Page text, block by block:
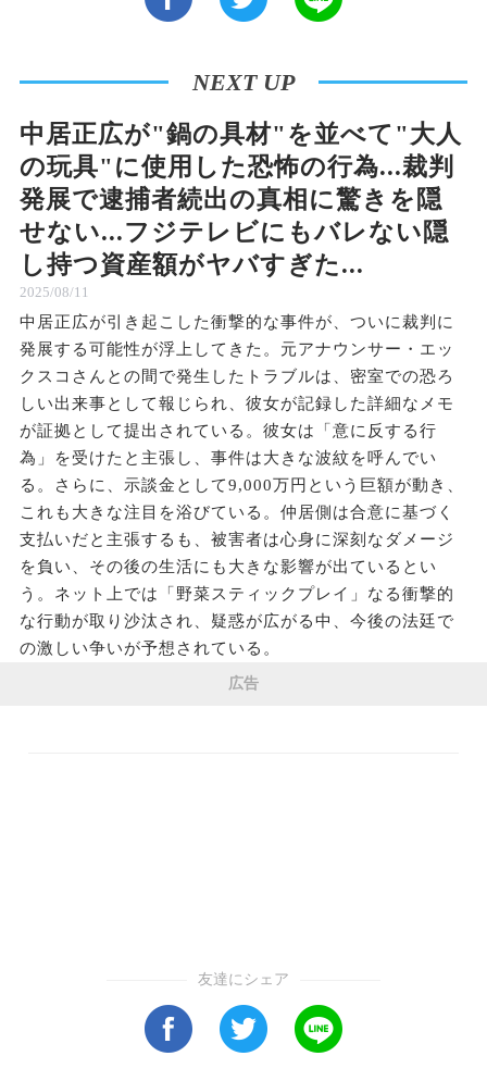
NEXT UP
中居正広が"鍋の具材"を並べて"大人
の玩具"に使用した恐怖の行為...裁判
発展で逮捕者続出の真相に驚きを隠
せない...フジテレビにもバレない隠
し持つ資産額がヤバすぎた...
2025/08/11
中居正広が引き起こした衝撃的な事件が、ついに裁判に
発展する可能性が浮上してきた。元アナウンサー・エッ
クスコさんとの間で発生したトラブルは、密室での恐ろ
しい出来事として報じられ、彼女が記録した詳細なメモ
が証拠として提出されている。彼女は「意に反する行
為」を受けたと主張し、事件は大きな波紋を呼んでい
る。さらに、示談金として9,000万円という巨額が動き、
これも大きな注目を浴びている。仲居側は合意に基づく
支払いだと主張するも、被害者は心身に深刻なダメージ
を負い、その後の生活にも大きな影響が出ているとい
う。ネット上では「野菜スティックプレイ」なる衝撃的
な行動が取り沙汰され、疑惑が広がる中、今後の法廷で
の激しい争いが予想されている。
広告
友達にシェア